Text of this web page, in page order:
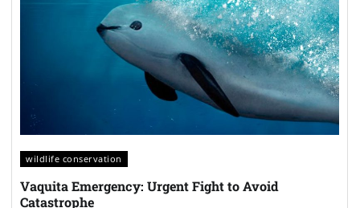
wildlife conservation
Vaquita Emergency: Urgent Fight to Avoid
Catastrophe